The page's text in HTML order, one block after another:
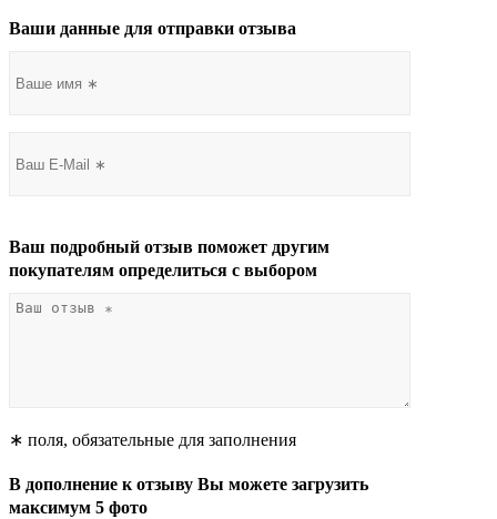
Ваши данные для отправки отзыва
Ваш подробный отзыв поможет другим
покупателям определиться с выбором
∗ поля, обязательные для заполнения
В дополнение к отзыву Вы можете загрузить
максимум 5 фото